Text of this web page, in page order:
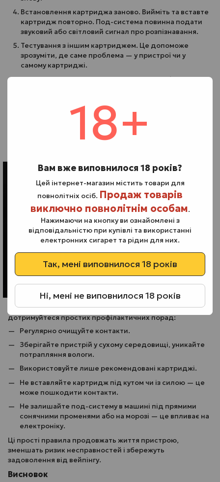
18+
Вам вже виповнилося 18 років?
Цей інтернет-магазин містить товари для
повнолітніх осіб. Продаж товарів
виключно повнолітнім особам.
Нажимаючи на кнопку ви ознайомлені з
відповідальністю при купівлі та використанні
електронних сигарет та рідин для них.
Так, мені виповнилося 18 років
Ні, мені не виповнилося 18 років
Встановлення картриджа заново. Вийміть та вставте
картридж повторно. Под-система повинна подати
звуковий або світловий сигнал про розпізнавання.
Тестування з іншим картриджем. Це допоможе
зрозуміти, де саме проблема — у пристрої чи у
самому картриджі.
Звернення до сервісу. Якщо жоден спосіб не
спеціалістів або замінити под-систему.
Пам’ятайте: що робити коли ПОД не реагує на картридж
— це не лише питання ремонту, а й безпеки.
Щоб уникнути ситуацій, коли Pod не бачить картридж,
дотримуйтеся простих профілактичних порад:
Регулярно очищуйте контакти.
Зберігайте пристрій у сухому середовищі, уникайте
потрапляння вологи.
Використовуйте лише рекомендовані картриджі.
Не вставляйте картридж під кутом чи із силою — це
може пошкодити контакти.
Не залишайте под-систему в машині під прямими
сонячними променями або на морозі — це впливає на
електроніку.
Ці прості правила продовжать життя пристрою,
зменшать ризик несправностей і збережуть
задоволення від вейпінгу.
Висновок